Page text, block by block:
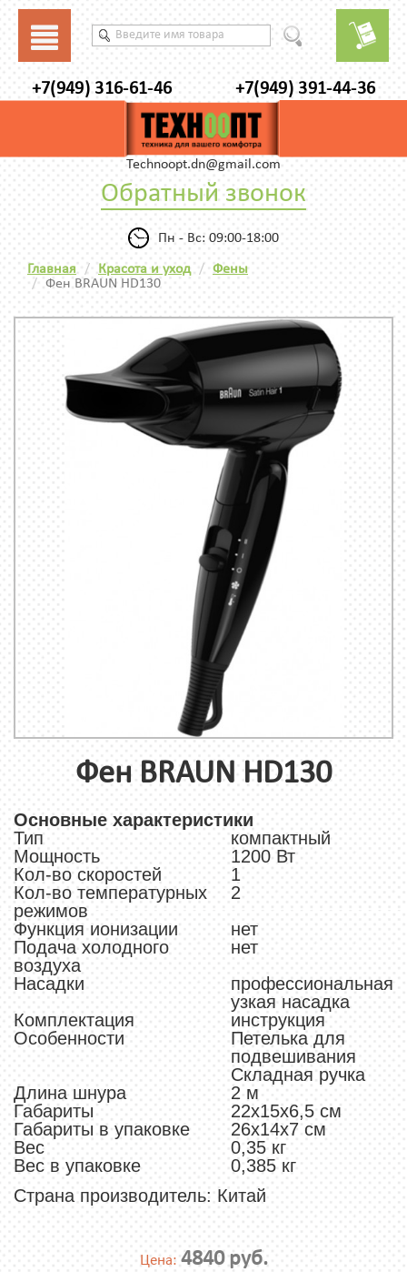
+7(949) 316-61-46 +7(949) 391-44-36
Technoopt.dn@gmail.com
Обратный звонок
Пн - Вс: 09:00-18:00
Главная Красота и уход
Фены
Фен BRAUN HD130
Фен BRAUN HD130
Основные характеристики
Тип
компактный
Мощность
1200 Вт
Кол-во скоростей
1
Кол-во температурных
режимов
2
Функция ионизации
нет
Подача холодного
воздуха
нет
Насадки
профессиональная
узкая насадка
Комплектация
инструкция
Особенности
Петелька для
подвешивания
Складная ручка
Длина шнура
2 м
Габариты
22х15х6,5 см
Габариты в упаковке
26х14х7 см
Вес
0,35 кг
Вес в упаковке
0,385 кг
Страна производитель: Китай
Цена: 4840 руб.